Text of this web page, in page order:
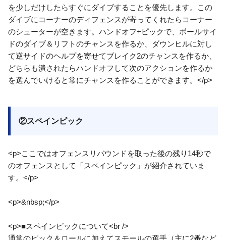
を少しだけしたらすぐにダイブすることを優先します。この
ダイブにコーナーのディフェンスが寄ってくれたらコーナー
のシューターが空きます。ハンドオフ+ピックで、ボールサイ
ドのダイブ＆リフトのチャンスを作るか、ダウンヒルに対し
て逆サイドのヘルプを寄せてブレイク2のチャンスを作るか、
どちらも潰されたらハンドオフして次のアクションを作るか
を選んでいけると常にチャンスを作ることができます。</p>
②スペインピック
<p>ここではオフェンスリバウンドを取った後の残り14秒で
のオフェンスとして「スペインピック」が紹介されていま
す。</p>
<p>&nbsp;</p>
<p>■スペインピックについて<br />
通常のピック＆ロールに加えてスモールの選手（主に2番など